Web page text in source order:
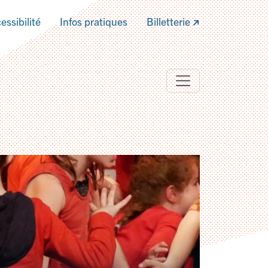
Infos pratiques Billetterie